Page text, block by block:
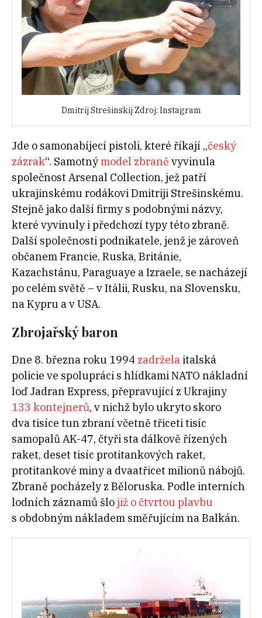
Dmitrij Strešinskij Zdroj: Instagram
Jde o samonabíjecí pistoli, které říkají „český
zázrak“. Samotnýmodel zbraně vyvinula
společnost Arsenal Collection, jež patří
ukrajinskému rodákovi Dmitriji Strešinskému.
Stejně jako další firmy s podobnými názvy,
které vyvinuly i předchozí typy této zbraně.
Další společnosti podnikatele, jenž je zároveň
občanem Francie, Ruska, Británie,
Kazachstánu, Paraguaye a Izraele, se nacházejí
po celém světě – v Itálii, Rusku, na Slovensku,
na Kypru a v USA.
Zbrojařský baron
Dne 8. března roku 1994 zadrželaitalská
policie ve spolupráci s hlídkami NATO nákladní
loď Jadran Express, přepravující z Ukrajiny
133 kontejnerů, v nichž bylo ukryto skoro
dva tisíce tun zbraní včetně třiceti tisíc
samopalů AK-47, čtyři sta dálkově řízených
raket, deset tisíc protitankových raket,
protitankové miny a dvaatřicet milionů nábojů.
Zbraně pocházely z Běloruska. Podle interních
lodních záznamů šlojiž o čtvrtou plavbu
s obdobným nákladem směřujícím na Balkán.